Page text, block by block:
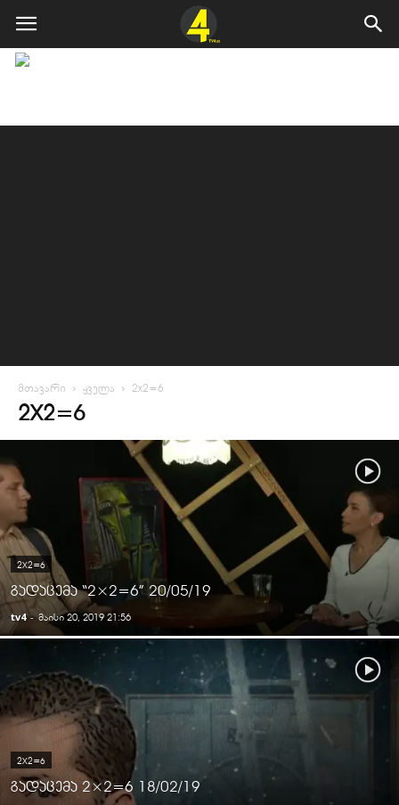
მთავარი ყველა 2x2=6
2X2=6
2X2=6
გადაცემა “2×2=6” 20/05/19
tv4 - მაისი 20, 2019 21:56
2X2=6
გადაცემა 2×2=6 18/02/19